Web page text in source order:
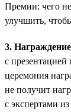
Премии: чего
улучшить,
3.
с
церемония
не получит
с экспертами